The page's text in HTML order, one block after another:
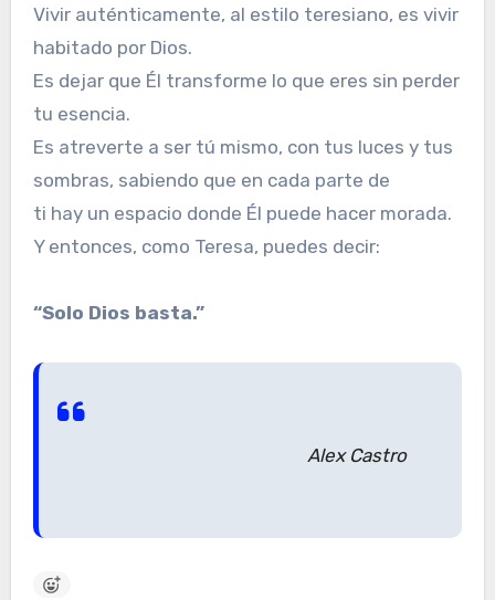
Vivir auténticamente, al estilo teresiano, es vivir
habitado por Dios.
Es dejar que Él transforme lo que eres sin perder
tu esencia.
Es atreverte a ser tú mismo, con tus luces y tus
sombras, sabiendo que en cada parte de
ti hay un espacio donde Él puede hacer morada.
Y entonces, como Teresa, puedes decir:
“Solo Dios basta.”
Alex Castro